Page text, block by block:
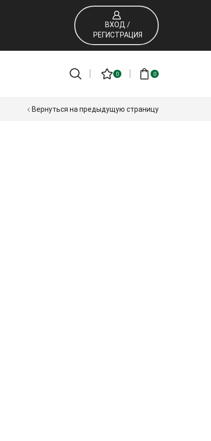
ВХОД /
РЕГИСТРАЦИЯ
0 0
Вернуться на предыдущую страницу